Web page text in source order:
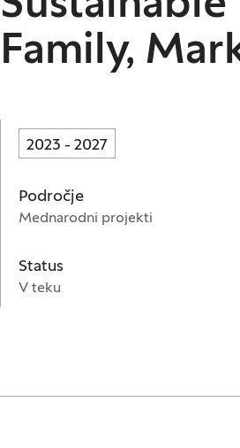
Family,
2023 - 2027
Področje
Mednarodni projekti
Status
V teku